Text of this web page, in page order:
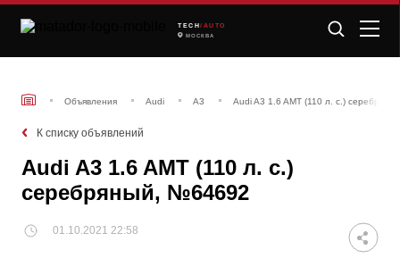
TECH /AUTO
МОСКВА
Объявления Audi A3 Audi A3 1.6 AMT (110 л. с.)
К списку объявлений
Audi A3 1.6 AMT (110 л. с.)
серебряный, №64692
01.10.2021 22:58